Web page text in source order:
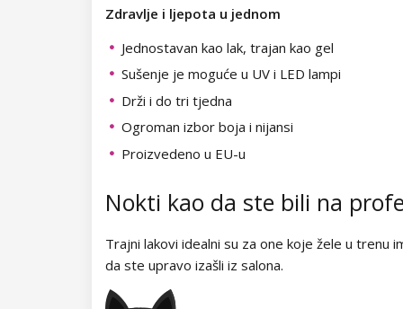
Kolekcija Rainbow Tones
Kolekcija Beach Party
Kolekcija Pure Elegance
Kolekcija Pastel Candy
Kolekcija Army Lady
Kolekcija Brownie
Kolekcija Time to Shine
Kolekcija Garden of Serenity
Kolekcija Morning Muse
NeoNail trajni lakovi Collection
Trajni lakovi za poseban nail art
Lakovi za nokte
Lakovi u boji
Lakovi za nokte - Classic
Lakovi za nokte - Super Shine
Dječji lakovi
Lakovi za ukrašavanje
UV gelovi
UV gelovi u boji
NANI UV gely Professional
Završni UV gelovi
Akrilni sustav
Polyakrili
Zdravlje i ljepota u jednom
Jednostavan kao lak, trajan kao gel
Sušenje je moguće u UV i LED lampi
Drži i do tri tjedna
Ogroman izbor boja i nijansi
Proizvedeno u EU-u
Nokti kao da ste bili na
Trajni lakovi idealni su za one koje žele u trenu
da ste upravo izašli iz salona.